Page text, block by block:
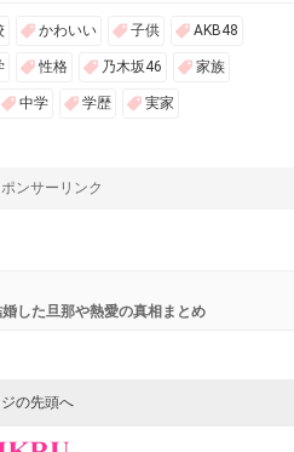
かわいい 子供 AKB48
性格 乃木坂46 家族
中学 学歴 実家
ンサーリンク
した旦那や熱愛の真相まとめ
の先頭へ